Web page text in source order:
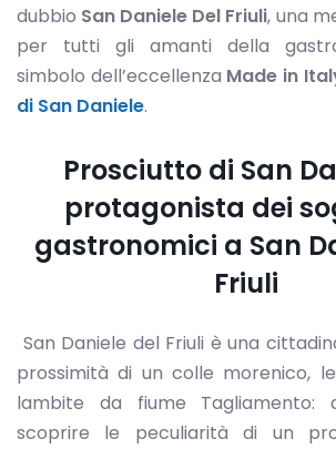
dubbio San Daniele Del Friuli, una
per tutti gli amanti della
simbolo dell’eccellenza Made in
di San Daniele.
Prosciutto di San
protagonista dei
gastronomici a San
Friuli
San Daniele del Friuli è una
prossimità di un colle morenico,
lambite da fiume Tagliamento:
scoprire le peculiarità di un